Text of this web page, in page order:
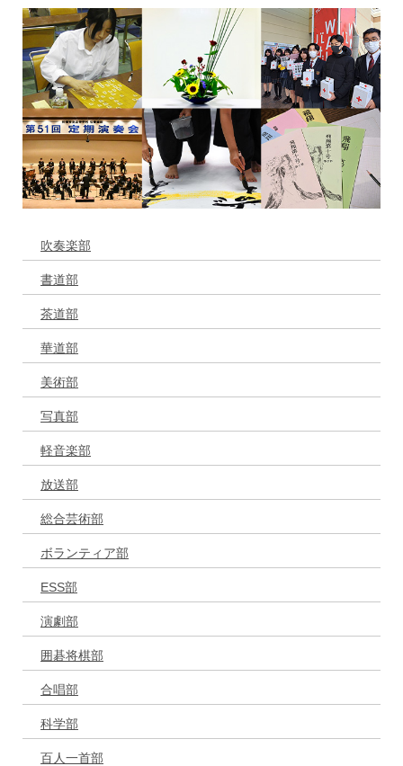
吹奏楽部
書道部
茶道部
華道部
美術部
写真部
軽音楽部
放送部
総合芸術部
ボランティア部
ESS部
演劇部
囲碁将棋部
合唱部
科学部
百人一首部